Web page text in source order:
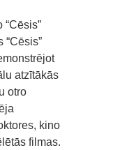
atzītākās
otro
kino
filmas.